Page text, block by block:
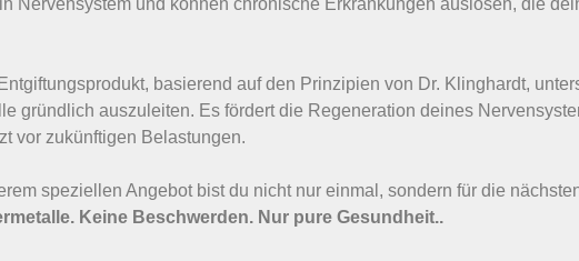
Nervensystem und können chronische Erkrankungen auslösen, die
basierend auf den Prinzipien von Dr. Klinghardt,
gründlich auszuleiten. Es fördert die Regeneration deines
vor zukünftigen Belastungen.
speziellen Angebot bist du nicht nur einmal, sondern für die
Keine Beschwerden. Nur pure Gesundheit..